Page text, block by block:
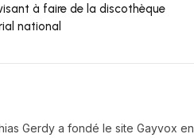
à faire de la discothèque
national
Gerdy a fondé le site Gayvox en